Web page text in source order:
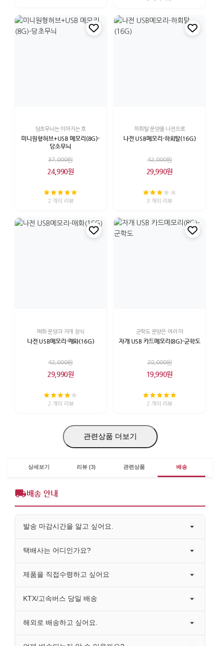
당초무늬는 이어지는 흐
미니원형허브+USB 메모리(8G)-
당초무늬
37,000원
24,990원
2 개의 리뷰
하회탈 문양을 나전으로
나전 USB메모리-하회탈(16G)
42,000원
29,990원
3 개의 리뷰
매화 문양과 자개 장식
나전 USB메모리-매화(16G)
42,000원
29,990원
2 개의 리뷰
군학도 문양은 여러 마
자개 USB 카드메모리(8G)-군학도
28,000원
19,990원
2 개의 리뷰
관련상품 더보기
상세보기 리뷰 (3) 관련상품 배송
배송 안내
발송 마감시간을 알고 싶어요.
택배사는 어디인가요?
제품을 직접수령하고 싶어요
KTX/고속버스 당일 배송
해외로 배송하고 싶어요.